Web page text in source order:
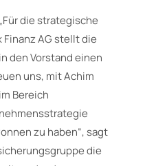
die strategische
AG stellt die
den Vorstand einen
uns, mit Achim
Bereich
zu haben“, sagt
die